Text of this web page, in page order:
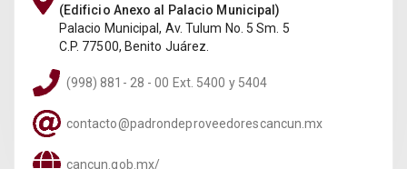
(Edificio Anexo al Palacio Municipal)
Palacio Municipal, Av. Tulum No. 5 Sm. 5
C.P. 77500, Benito Juárez.
(998) 881- 28 - 00 Ext. 5400 y 5404
contacto@padrondeproveedorescancun.mx
cancun.gob.mx/